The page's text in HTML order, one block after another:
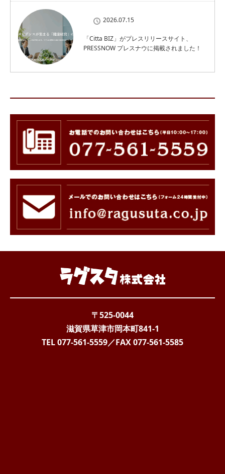
2026.07.15
「Citta BIZ」がプレスリリースサイト、
PRESSNOW プレスナウに掲載されました！
〒525-0044
滋賀県草津市岡本町841-1
TEL 077-561-5559／FAX077-561-5585